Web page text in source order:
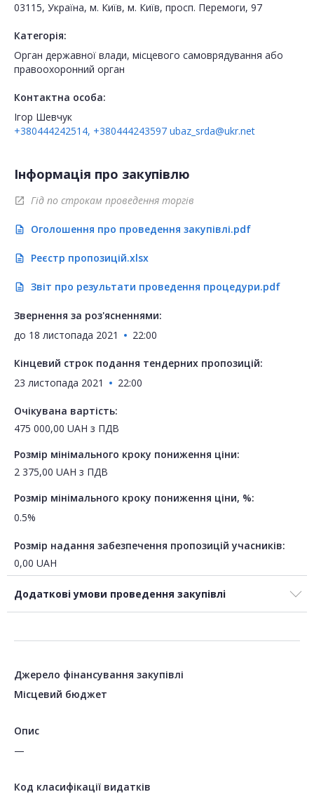
03115, Україна, м. Київ, м. Київ, просп. Перемоги, 97
Категорія:
Орган державної влади, місцевого самоврядування або
правоохоронний орган
Контактна особа:
Ігор Шевчук
+380444242514, +380444243597 ubaz_srda@ukr.net
Інформація про закупівлю
open_in_new Гід по строкам проведення торгів
description Оголошення про проведення закупівлі.pdf
description Реєстр пропозицій.xlsx
description Звіт про результати проведення процедури.pdf
Звернення за роз'ясненнями:
до 18 листопада 2021 22:00
Кінцевий строк подання тендерних пропозицій:
23 листопада 2021
22:00
Очікувана вартість:
475 000,00 UAH з ПДВ
Розмір мінімального кроку пониження ціни:
2 375,00 UAH з ПДВ
Розмір мінімального кроку пониження ціни, %:
0.5%
Розмір надання забезпечення пропозицій учасників:
0,00 UAH
Додаткові умови проведення закупівлі
Джерело фінансування закупівлі
Місцевий бюджет
Опис
—
Код класифікації видатків